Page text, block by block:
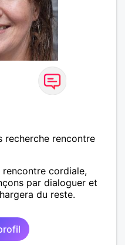
recherche rencontre
cordiale,
par dialoguer et
du reste.